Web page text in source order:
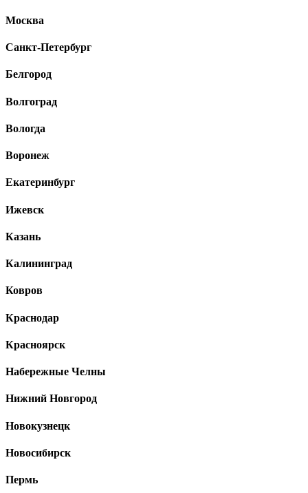
Москва
Санкт-Петербург
Белгород
Волгоград
Вологда
Воронеж
Екатеринбург
Ижевск
Казань
Калининград
Ковров
Краснодар
Красноярск
Набережные Челны
Нижний Новгород
Новокузнецк
Новосибирск
Пермь